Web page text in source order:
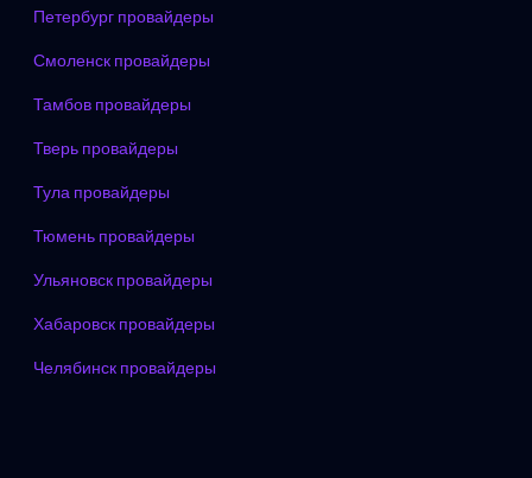
Петербург провайдеры
Смоленск провайдеры
Тамбов провайдеры
Тверь провайдеры
Тула провайдеры
Тюмень провайдеры
Ульяновск провайдеры
Хабаровск провайдеры
Челябинск провайдеры